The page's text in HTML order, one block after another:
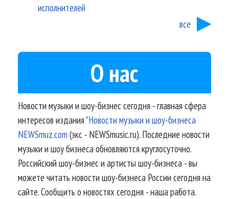
исполнителей
все
О нас
Новости музыки и шоу-бизнес сегодня - главная сфера
интересов издания"Новости музыки и шоу-бизнеса
NEWSmuz.com(экс - NEWSmusic.ru). Последние новости
музыки и шоу бизнеса обновляются круглосуточно.
Российский шоу-бизнес и артисты шоу-бизнеса - вы
можете читать новости шоу-бизнеса России сегодня на
сайте. Сообщить о новостях сегодня - наша работа.